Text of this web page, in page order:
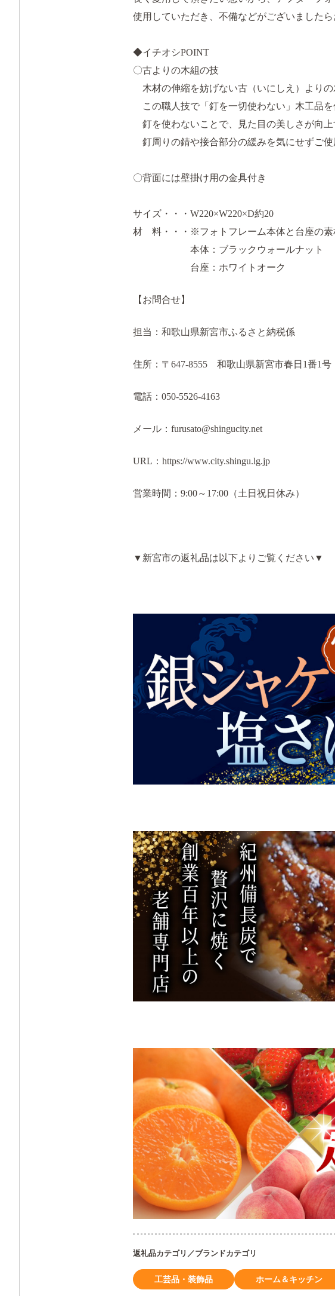
使用していただき、不備などがございましたら
◆イチオシPOINT
〇古よりの木組の技
木材の伸縮を妨げない古（いにしえ）よりの
この職人技で「釘を一切使わない」木工品を
釘を使わないことで、見た目の美しさが向上
釘周りの錆や接合部分の緩みを気にせずご使
〇背面には壁掛け用の金具付き
サイズ・・・W220×W220×D約20
材 料・・・※フォトフレーム本体と台座の素
本体：ブラックウォールナット
台座：ホワイトオーク
【お問合せ】
担当：和歌山県新宮市ふるさと納税係
住所：〒647-8555 和歌山県新宮市春日1番1号
電話：050-5526-4163
メール：furusato@shingucity.net
URL：https://www.city.shingu.lg.jp
営業時間：9:00～17:00（土日祝日休み）
▼新宮市の返礼品は以下よりご覧ください▼
返礼品カテゴリ／ブランドカテゴリ
工芸品・装飾品 ホーム＆キッチン